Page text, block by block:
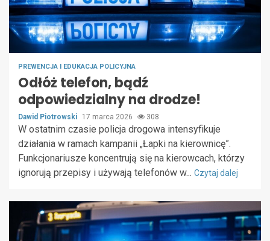
PREWENCJA I EDUKACJA POLICYJNA
Odłóż telefon, bądź
odpowiedzialny na drodze!
Dawid Piotrowski 17 marca 2026 308
W ostatnim czasie policja drogowa intensyfikuje
działania w ramach kampanii „Łapki na kierownicę”.
Funkcjonariusze koncentrują się na kierowcach, którzy
ignorują przepisy i używają telefonów w... Czytaj dalej